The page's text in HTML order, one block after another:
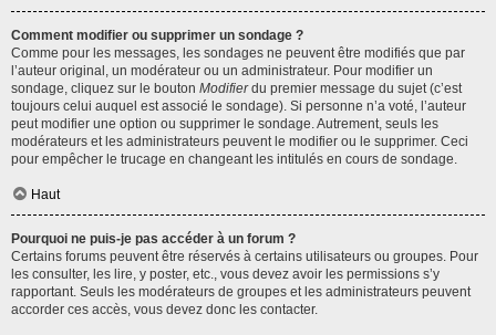
Comment modifier ou supprimer un sondage ?
Comme pour les messages, les sondages ne peuvent être modifiés que par
l’auteur original, un modérateur ou un administrateur. Pour modifier un
sondage, cliquez sur le bouton Modifierdu premier message du sujet (c’est
toujours celui auquel est associé le sondage). Si personne n’a voté, l’auteur
peut modifier une option ou supprimer le sondage. Autrement, seuls les
modérateurs et les administrateurs peuvent le modifier ou le supprimer. Ceci
pour empêcher le trucage en changeant les intitulés en cours de sondage.
Haut
Pourquoi ne puis-je pas accéder à un forum ?
Certains forums peuvent être réservés à certains utilisateurs ou groupes. Pour
les consulter, les lire, y poster, etc., vous devez avoir les permissions s’y
rapportant. Seuls les modérateurs de groupes et les administrateurs peuvent
accorder ces accès, vous devez donc les contacter.